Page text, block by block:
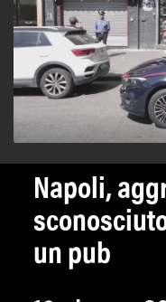
Napoli,
un pub